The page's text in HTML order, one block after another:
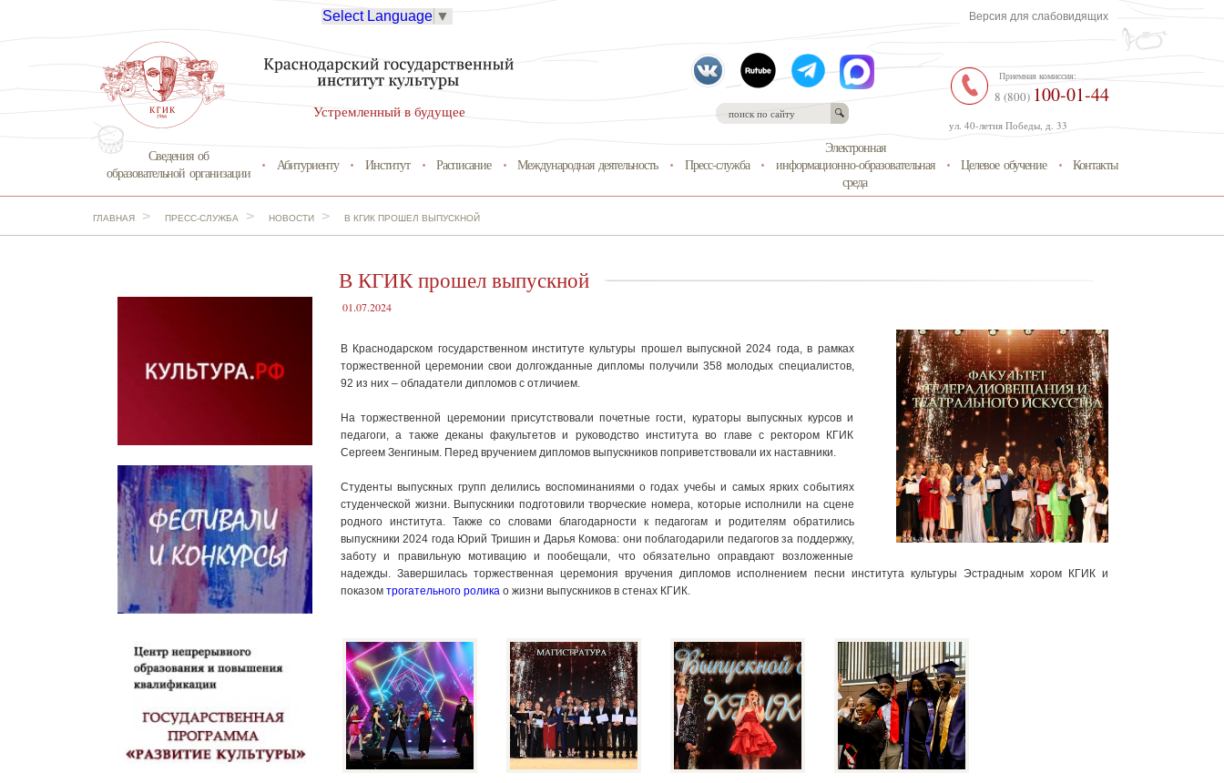
Устремленный в будущее
Select Language ▼ Версия для слабовидящих
ул. 40-летия Победы, д. 33
Приемная комиссия:
8 (800) 100-01-44
Сведения об
образовательной организации
Абитуриенту Институт Расписание Международная деятельность Пресс-служба
Электронная
информационно-образовательная
среда
Целевое обучение Контакты
ГЛАВНАЯ > ПРЕСС-СЛУЖБА > НОВОСТИ > В КГИК ПРОШЕЛ ВЫПУСКНОЙ
В КГИК прошел выпускной
01.07.2024
В Краснодарском государственном институте культуры прошел выпускной 2024 года, в рамках
торжественной церемонии свои долгожданные дипломы получили 358 молодых специалистов,
92 из них – обладатели дипломов с отличием.
На торжественной церемонии присутствовали почетные гости, кураторы выпускных курсов и
педагоги, а также деканы факультетов и руководство института во главе с ректором КГИК
Сергеем Зенгиным. Перед вручением дипломов выпускников поприветствовали их наставники.
Студенты выпускных групп делились воспоминаниями о годах учебы и самых ярких событиях
студенческой жизни. Выпускники подготовили творческие номера, которые исполнили на сцене
родного института. Также со словами благодарности к педагогам и родителям обратились
выпускники 2024 года Юрий Тришин и Дарья Комова: они поблагодарили педагогов за поддержку,
заботу и правильную мотивацию и пообещали, что обязательно оправдают возложенные
надежды. Завершилась торжественная церемония вручения дипломов исполнением песни института культуры Эстрадным хором КГИК и
показом трогательного ролика о жизни выпускников в стенах КГИК.